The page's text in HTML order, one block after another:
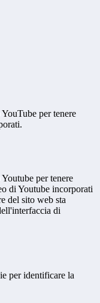
per tenere
per tenere
di Youtube incorporati
del sito web sta
di
per identificare la